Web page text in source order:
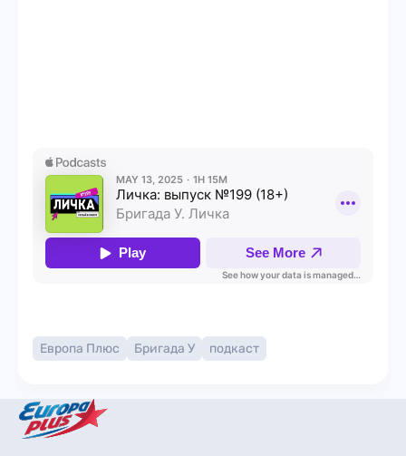
Европа Плюс Бригада У подкаст